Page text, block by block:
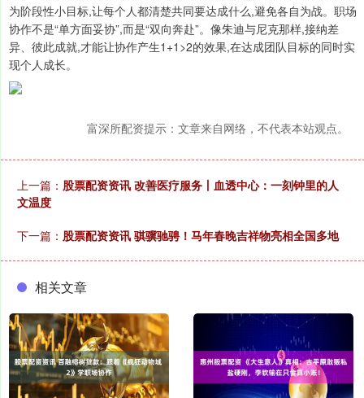
为阶段性小目标,让每个人都清楚共同要达成什么,避免各自为战。职场
协作不是“单方面妥协”,而是“双向奔赴”。像朱迪与尼克那样,接纳差
异、彼此成就,才能让协作产生1+1>2的效果,在达成团队目标的同时实
现个人成长。
富深所配资提示：文章来自网络，不代表本站观点。
上一篇： 股票配资资讯 改善医疗服务丨血透中心：一刻钟里的人
文温度
下一篇： 股票配资资讯 骐骥驰骋！马年春晚吉祥物亮相全国多地
相关文章